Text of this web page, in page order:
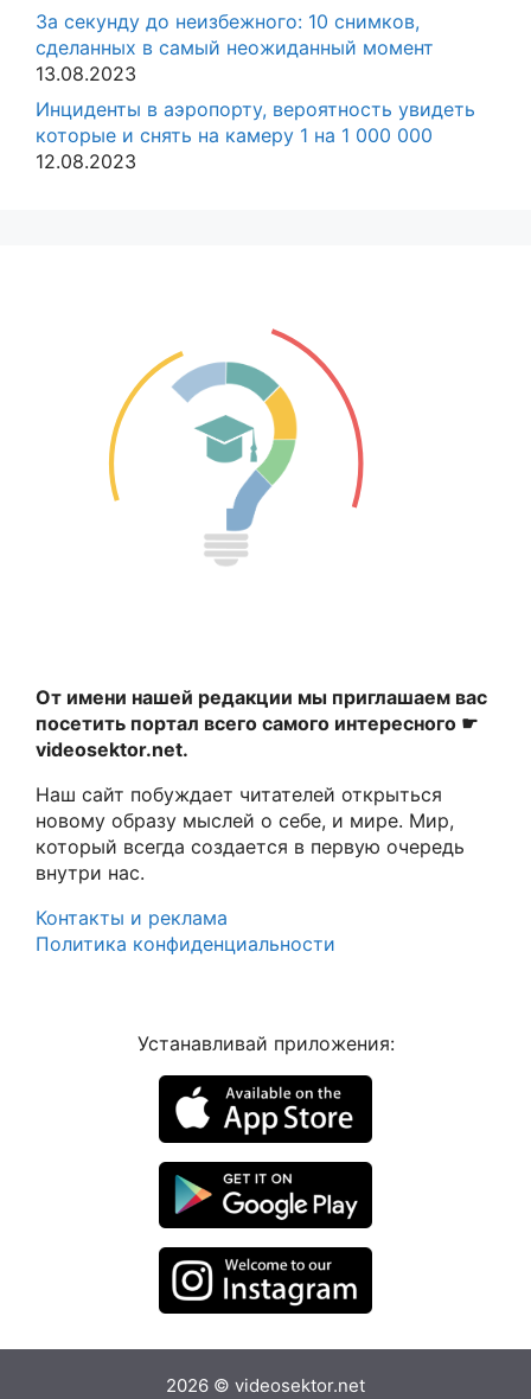
За секунду до неизбежного: 10 снимков,
сделанных в самый неожиданный момент
13.08.2023
Инциденты в аэропорту, вероятность увидеть
которые и снять на камеру 1 на 1 000 000
12.08.2023
От имени нашей редакции мы приглашаем вас
посетить портал всего самого интересного ☛
videosektor.net.
Наш сайт побуждает читателей открыться
новому образу мыслей о себе, и мире. Мир,
который всегда создается в первую очередь
внутри нас.
Контакты и реклама
Политика конфиденциальности
Устанавливай приложения:
2026 © videosektor.net